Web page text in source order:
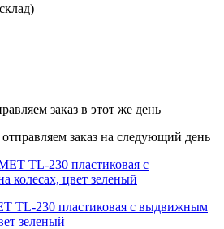
заказ в этот же день
отправляем заказ на следующий день
TL-230 пластиковая с выдвижным
зеленый